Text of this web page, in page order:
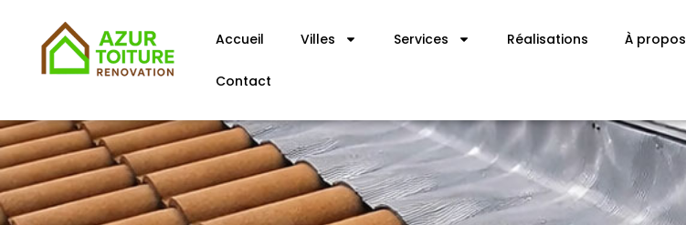
Accueil Villes Services Réalisations À propos
Contact